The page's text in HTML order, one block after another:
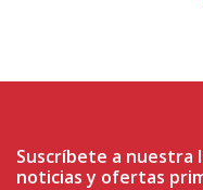
Suscríbete a nuestra
noticias y ofertas